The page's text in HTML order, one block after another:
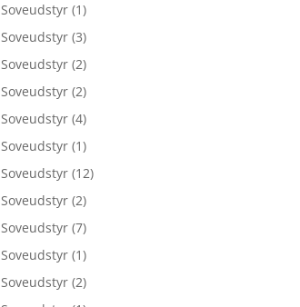
Soveudstyr (1)
Soveudstyr (3)
Soveudstyr (2)
Soveudstyr (2)
Soveudstyr (4)
Soveudstyr (1)
Soveudstyr (12)
Soveudstyr (2)
Soveudstyr (7)
Soveudstyr (1)
Soveudstyr (2)